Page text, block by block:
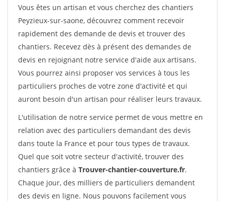
Vous êtes un artisan et vous cherchez des chantiers
Peyzieux-sur-saone, découvrez comment recevoir
rapidement des demande de devis et trouver des
chantiers. Recevez dès à présent des demandes de
devis en rejoignant notre service d'aide aux artisans.
Vous pourrez ainsi proposer vos services à tous les
particuliers proches de votre zone d'activité et qui
auront besoin d'un artisan pour réaliser leurs travaux.
L'utilisation de notre service permet de vous mettre en
relation avec des particuliers demandant des devis
dans toute la France et pour tous types de travaux.
Quel que soit votre secteur d'activité, trouver des
chantiers grâce à Trouver-chantier-couverture.fr.
Chaque jour, des milliers de particuliers demandent
des devis en ligne. Nous pouvons facilement vous